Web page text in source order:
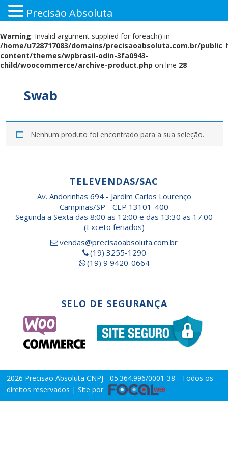
Pular
para
o
conteúdo
Warning: Invalid argument supplied for foreach() in
/home/u728717083/domains/precisaoabsoluta.com.br/
content/themes/wpbrasil-odin-3fa0943-
child/woocommerce/archive-product.php on line 28
Swab
Nenhum produto foi encontrado para a sua seleção.
TELEVENDAS/SAC
Av. Andorinhas 694 - Jardim Carlos Lourenço
Campinas/SP - CEP 13101-400
Segunda a Sexta das 8:00 as 12:00 e das 13:30 as 17:00
(Exceto feriados)
vendas@precisaoabsoluta.com.br
(19) 3255-1290
(19) 9 9420-0664
SELO DE SEGURANÇA
2026 Precisão AbsolutaCNPJ - 05.364.996/0001-38 - Todos os
direitos reservados | Site por
Precisão Absoluta